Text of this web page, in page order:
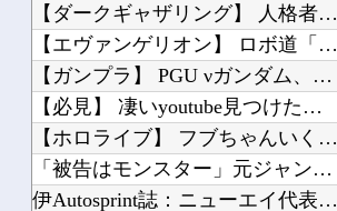
【ダークギャザリング】 人格者たちか？
【エヴァンゲリオン】 ロボ道「エヴァンゲリオン弐号機（TVシリーズVer.）」ア...
【ガンプラ】 PGU νガンダム、4割引きの店舗が現れる…安いけど置く場所が…
【必見】 凄いyoutube見つけた：日本中を熱狂させたLiSAの代表曲「紅蓮華...
【ホロライブ】 フブちゃんいくら注ぎ込んだんだ…
「被告はモンスター」元ジャンポケ斉藤慎二被告に懲役７年求刑でほぼ実刑確実？弁護側...
伊Autosprint誌：ニューエイ代表渾身のアストンマーチンAMR26を改善に...